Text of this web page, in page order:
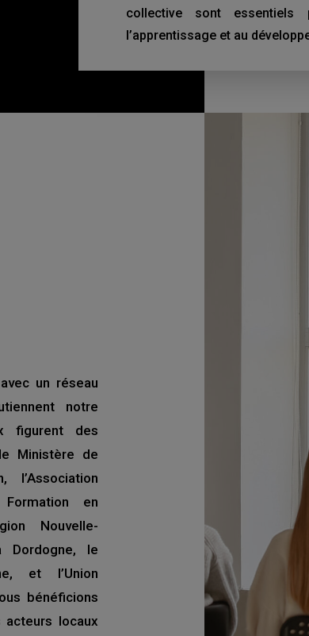
collective sont
l’apprentissage et au
un réseau
notre
figurent des
Ministère de
l’Association
en
Nouvelle-
Dordogne, le
et l’Union
bénéficions
locaux